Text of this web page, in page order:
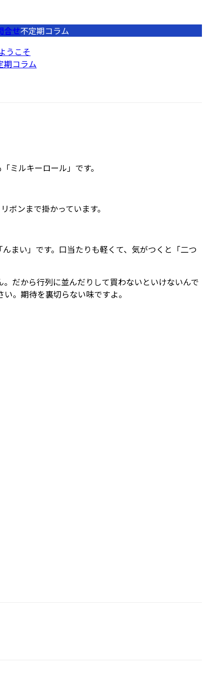
合せ不定期コラム
うこそ
期コラム
ミルキーロール」です。
ボンまで掛かっています。
まい」です。口当たりも軽くて、気がつくと「二つ
だから行列に並んだりして買わないといけないんで
。期待を裏切らない味ですよ。